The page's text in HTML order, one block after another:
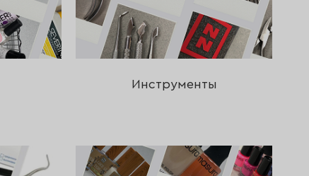
Инструменты